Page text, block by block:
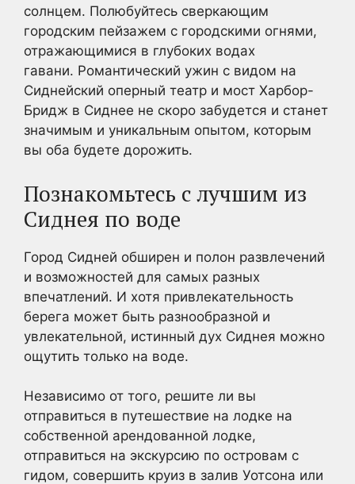
солнцем. Полюбуйтесь сверкающим
городским пейзажем с городскими огнями,
отражающимися в глубоких водах
гавани. Романтический ужин с видом на
Сиднейский оперный театр и мост Харбор-
Бридж в Сиднее не скоро забудется и станет
значимым и уникальным опытом, которым
вы оба будете дорожить.
Познакомьтесь с лучшим из
Сиднея по воде
Город Сидней обширен и полон развлечений
и возможностей для самых разных
впечатлений. И хотя привлекательность
берега может быть разнообразной и
увлекательной, истинный дух Сиднея можно
ощутить только на воде.
Независимо от того, решите ли вы
отправиться в путешествие на лодке на
собственной арендованной лодке,
отправиться на экскурсию по островам с
гидом, совершить круиз в залив Уотсона или